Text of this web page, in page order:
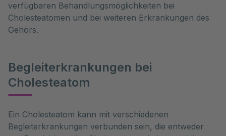
verfügbaren Behandlungsmöglichkeiten bei
Cholesteatomen und bei weiteren Erkrankungen des
Gehörs.
Begleiterkrankungen bei
Cholesteatom
Ein Cholesteatom kann mit verschiedenen
Begleiterkrankungen verbunden sein, die entweder